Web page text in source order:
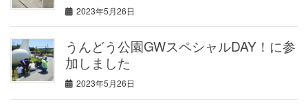
2023年5月26日
うんどう公園GWスペシャルDAY！に参
加しました
2023年5月26日